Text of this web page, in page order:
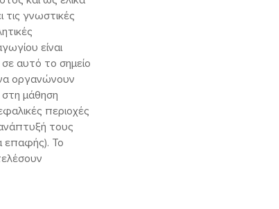
γνωστικές
είναι
αυτό το σημείο
οργανώνουν
στη μάθηση
περιοχές
τους
επαφής). Το